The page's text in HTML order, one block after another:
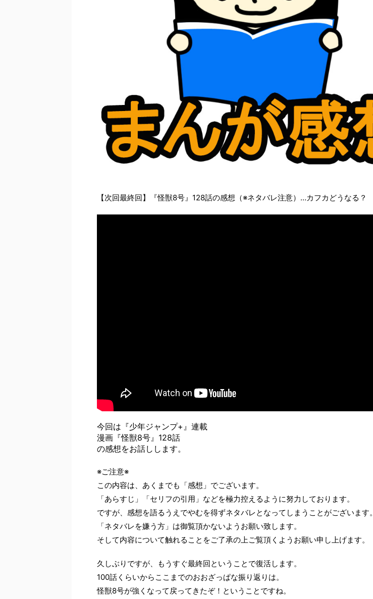
【次回最終回】『怪獣8号』128話の感想（※ネタバレ注意）…カフカどうなる？
今回は『少年ジャンプ+』連載
漫画『怪獣8号』128話
の感想をお話しします。
※ご注意※
この内容は、あくまでも「感想」でございます。
「あらすじ」「セリフの引用」などを極力控えるように努力しております。
ですが、感想を語るうえでやむを得ずネタバレとなってしまうことがございます。
「ネタバレを嫌う方」は御覧頂かないようお願い致します。
そして内容について触れることをご了承の上ご覧頂くようお願い申し上げます。
久しぶりですが、もうすぐ最終回ということで復活します。
100話くらいからここまでのおおざっぱな振り返りは。
怪獣8号が強くなって戻ってきたぞ！ということですね。